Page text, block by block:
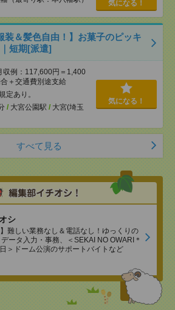
気になる！
装＆髪色自由！】お菓子のピッキ
短期[派遣]
収例：117,600円＝1,400
＋交通費別途支給
定あり。
/ 大宮公園駅 / 大宮(埼玉
気になる！
すべて見る
シ
】難しい業務なし＆電話なし！ゆっくりの
ータ入力・事務、＜SEKAI NO OWARI＊
＞ドーム公演のサポートバイトなど